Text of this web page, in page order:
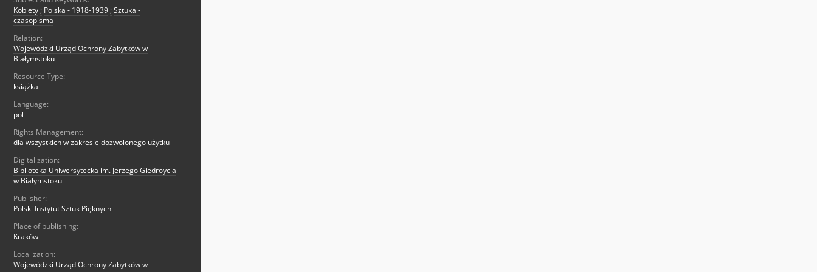
Kobiety ; Polska - 1918-1939 ; Sztuka -
czasopisma
Relation:
Wojewódzki Urząd Ochrony Zabytków w
Białymstoku
Resource Type:
książka
Language:
pol
Rights Management:
dla wszystkich w zakresie dozwolonego użytku
Digitalization:
Biblioteka Uniwersytecka im. Jerzego Giedroycia
w Białymstoku
Publisher:
Polski Instytut Sztuk Pięknych
Place of publishing:
Kraków
Localization:
Wojewódzki Urząd Ochrony Zabytków w